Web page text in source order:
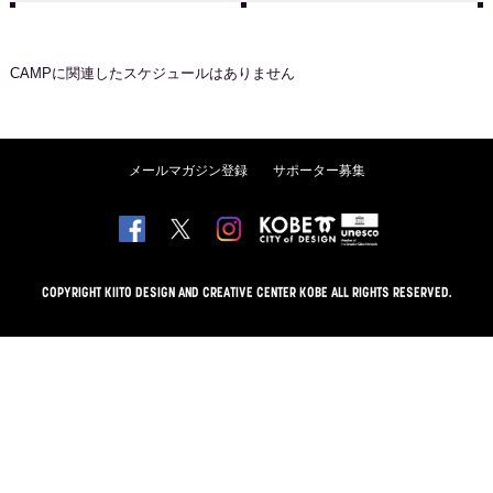
CAMPに関連したスケジュールはありません
メールマガジン登録 サポーター募集
COPYRIGHT KIITO DESIGN AND CREATIVE CENTER KOBE ALL RIGHTS RESERVED.